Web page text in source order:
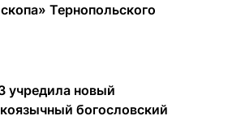
Тернопольского
учредила новый
богословский